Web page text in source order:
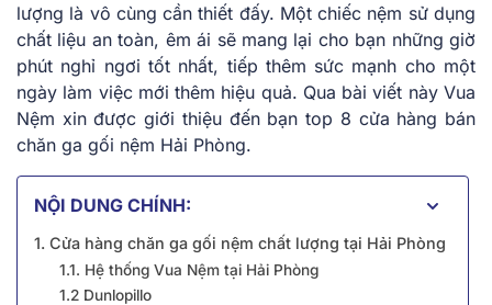
lượng là vô cùng cần thiết đấy. Một chiếc nệm sử dụng
chất liệu an toàn, êm ái sẽ mang lại cho bạn những giờ
phút nghỉ ngơi tốt nhất, tiếp thêm sức mạnh cho một
ngày làm việc mới thêm hiệu quả. Qua bài viết này Vua
Nệm xin được giới thiệu đến bạn top 8 cửa hàng bán
chăn ga gối nệm Hải Phòng.
NỘI DUNG CHÍNH:
1. Cửa hàng chăn ga gối nệm chất lượng tại Hải Phòng
1.1. Hệ thống Vua Nệm tại Hải Phòng
1.2 Dunlopillo